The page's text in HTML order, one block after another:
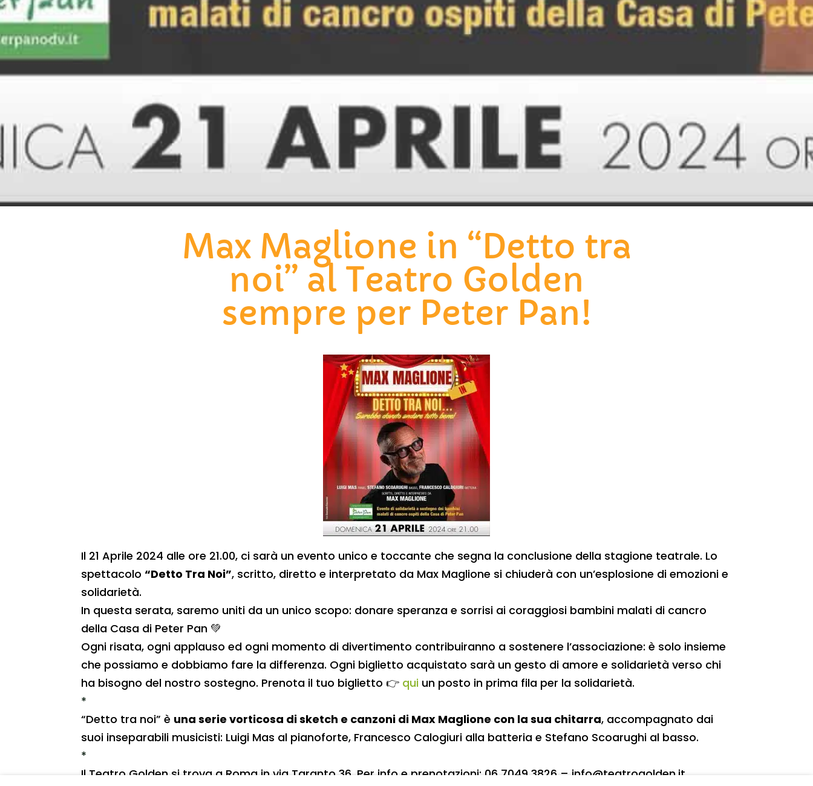
Max Maglione in “Detto tra
noi” al Teatro Golden
sempre per Peter Pan!
Il 21 Aprile 2024 alle ore 21.00, ci sarà un evento unico e toccante che segna la conclusione della stagione teatrale. Lo
spettacolo“Detto Tra Noi”, scritto, diretto e interpretato da Max Maglione si chiuderà con un’esplosione di emozioni e
solidarietà.
In questa serata, saremo uniti da un unico scopo: donare speranza e sorrisi ai coraggiosi bambini malati di cancro
della Casa di Peter Pan 💚
Ogni risata, ogni applauso ed ogni momento di divertimento contribuiranno a sostenere l’associazione: è solo insieme
che possiamo e dobbiamo fare la differenza. Ogni biglietto acquistato sarà un gesto di amore e solidarietà verso chi
ha bisogno del nostro sostegno. Prenota il tuo biglietto 👉 qui un posto in prima fila per la solidarietà.
*
“Detto tra noi” è una serie vorticosa di sketch e canzoni di Max Maglione con la sua chitarra, accompagnato dai
suoi inseparabili musicisti: Luigi Mas al pianoforte, Francesco Calogiuri alla batteria e Stefano Scoarughi al basso.
*
Il Teatro Golden si trova a Roma in via Taranto 36. Per info e prenotazioni: 06 7049 3826 – info@teatrogolden.it.